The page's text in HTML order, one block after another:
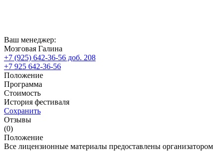
Ваш менеджер:
Мозговая Галина
+7 (925) 642-36-56 доб. 208
+7 925 642-36-56
Положение
Программа
Стоимость
История фестиваля
Сохранить
Отзывы
(0)
Положение
Все лицензионные материалы предоставлены организатором